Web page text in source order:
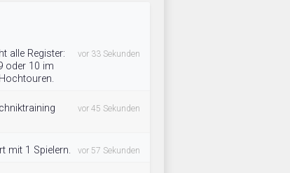
alle Register:
oder 10 im
vor 33 Sekunden
vor 45 Sekunden
mit 1 Spielern. vor 57 Sekunden